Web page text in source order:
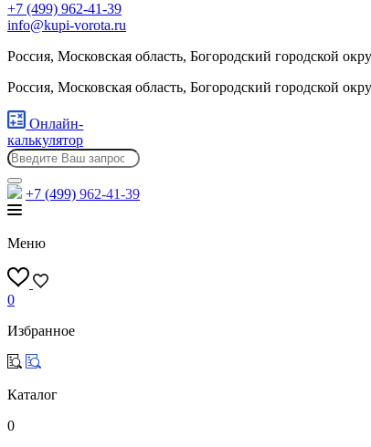
+7 (499) 962-41-39
info@kupi-vorota.ru
Россия, Московская область, Богородский городской
Россия, Московская область, Богородский городской
Онлайн-
калькулятор
+7 (499) 962-41-39
Меню
0
Избранное
Каталог
0